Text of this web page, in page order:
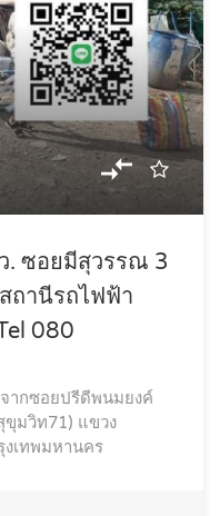
. ซอยมีสุวรรณ 3
ถานีรถไฟฟ้า
080
ากซอยปรีดีพนมยงค์
มวิท71) แขวง
งเทพมหานคร